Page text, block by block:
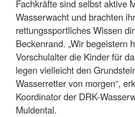
Fachkräfte sind selbst aktive
Wasserwacht und brachten ihr
rettungssportliches Wissen
Beckenrand. „Wir begeistern
Vorschulalter die Kinder für
legen vielleicht den
Wasserretter von morgen“,
Koordinator der DRK-
Muldental.